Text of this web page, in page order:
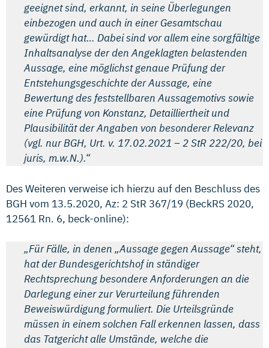
geeignet sind, erkannt, in seine Überlegungen
einbezogen und auch in einer Gesamtschau
gewürdigt hat… Dabei sind vor allem eine sorgfältige
Inhaltsanalyse der den Angeklagten belastenden
Aussage, eine möglichst genaue Prüfung der
Entstehungsgeschichte der Aussage, eine
Bewertung des feststellbaren Aussagemotivs sowie
eine Prüfung von Konstanz, Detailliertheit und
Plausibilität der Angaben von besonderer Relevanz
(vgl. nur BGH, Urt. v. 17.02.2021 – 2 StR 222/20, bei
juris, m.w.N.).“
Des Weiteren verweise ich hierzu auf den Beschluss des
BGH vom 13.5.2020, Az: 2 StR 367/19 (BeckRS 2020,
12561 Rn. 6, beck-online):
„Für Fälle, in denen „Aussage gegen Aussage“ steht,
hat der Bundesgerichtshof in ständiger
Rechtsprechung besondere Anforderungen an die
Darlegung einer zur Verurteilung führenden
Beweiswürdigung formuliert. Die Urteilsgründe
müssen in einem solchen Fall erkennen lassen, dass
das Tatgericht alle Umstände, welche die